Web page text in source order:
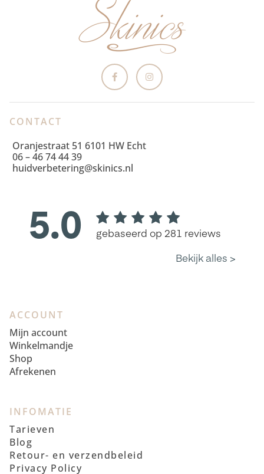
CONTACT
Oranjestraat 51 6101 HW Echt
06 – 46 74 44 39
huidverbetering@skinics.nl
ACCOUNT
Mijn account
Winkelmandje
Shop
Afrekenen
INFOMATIE
Tarieven
Blog
Retour- en verzendbeleid
Privacy Policy